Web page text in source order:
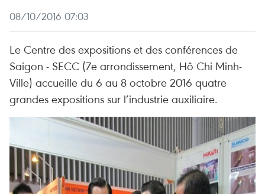
08/10/2016 07:03
Le Centre des expositions et des conférences de
Saigon - SECC (7e arrondissement, Hô Chi Minh-
Ville) accueille du 6 au 8 octobre 2016 quatre
grandes expositions sur l’industrie auxiliaire.